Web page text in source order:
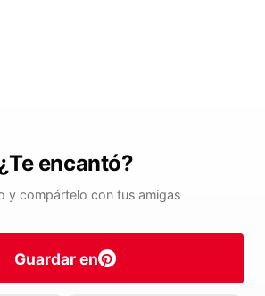
encantó?
y compártelo con tus amigas
Guardar en